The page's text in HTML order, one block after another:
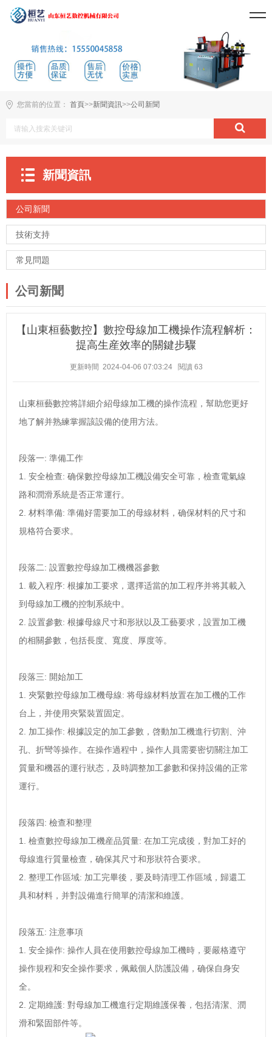
您當前的位置： 首頁>>新聞資訊>>公司新聞
新聞資訊
公司新聞
技術支持
常見問題
公司新聞
【山東桓藝數控】數控母線加工機操作流程解析：
提高生産效率的關鍵步驟
更新時間 2024-04-06 07:03:24 閱讀 63
山東桓藝數控将詳細介紹母線加工機的操作流程，幫助您更好
地了解并熟練掌握該設備的使用方法。
段落一: 準備工作
1. 安全檢查: 确保數控母線加工機設備安全可靠，檢查電氣線
路和潤滑系統是否正常運行。
2. 材料準備: 準備好需要加工的母線材料，确保材料的尺寸和
規格符合要求。
段落二: 設置數控母線加工機機器參數
1. 載入程序: 根據加工要求，選擇适當的加工程序并将其載入
到母線加工機的控制系統中。
2. 設置參數: 根據母線尺寸和形狀以及工藝要求，設置加工機
的相關參數，包括長度、寬度、厚度等。
段落三: 開始加工
1. 夾緊數控母線加工機母線: 将母線材料放置在加工機的工作
台上，并使用夾緊裝置固定。
2. 加工操作: 根據設定的加工參數，啓動加工機進行切割、沖
孔、折彎等操作。在操作過程中，操作人員需要密切關注加工
質量和機器的運行狀态，及時調整加工參數和保持設備的正常
運行。
段落四: 檢查和整理
1. 檢查數控母線加工機産品質量: 在加工完成後，對加工好的
母線進行質量檢查，确保其尺寸和形狀符合要求。
2. 整理工作區域: 加工完畢後，要及時清理工作區域，歸還工
具和材料，并對設備進行簡單的清潔和維護。
段落五: 注意事項
1. 安全操作: 操作人員在使用數控母線加工機時，要嚴格遵守
操作規程和安全操作要求，佩戴個人防護設備，确保自身安
全。
2. 定期維護: 對母線加工機進行定期維護保養，包括清潔、潤
滑和緊固部件等。